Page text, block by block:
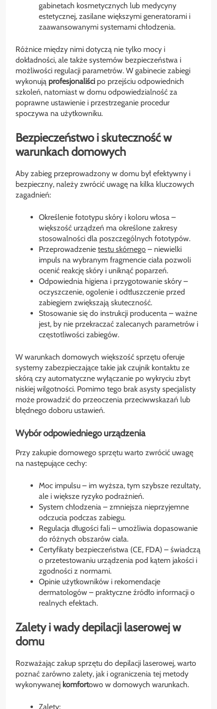
gabinetach kosmetycznych lub medycyny
estetycznej, zasilane większymi generatorami i
zaawansowanymi systemami chłodzenia.
Różnice między nimi dotyczą nie tylko mocy i
dokładności, ale także systemów bezpieczeństwa i
możliwości regulacji parametrów. W gabinecie zabiegi
wykonują profesjonaliści po przejściu odpowiednich
szkoleń, natomiast w domu odpowiedzialność za
poprawne ustawienie i przestrzeganie procedur
spoczywa na użytkowniku.
Bezpieczeństwo i skuteczność w
warunkach domowych
Aby zabieg przeprowadzony w domu był efektywny i
bezpieczny, należy zwrócić uwagę na kilka kluczowych
zagadnień:
Określenie fototypu skóry i koloru włosa –
większość urządzeń ma określone zakresy
stosowalności dla poszczególnych fototypów.
Przeprowadzenie testu skórnego – niewielki
impuls na wybranym fragmencie ciała pozwoli
ocenić reakcję skóry i uniknąć poparzeń.
Odpowiednia higiena i przygotowanie skóry –
oczyszczenie, ogolenie i odtłuszczenie przed
zabiegiem zwiększają skuteczność.
Stosowanie się do instrukcji producenta – ważne
jest, by nie przekraczać zalecanych parametrów i
częstotliwości zabiegów.
W warunkach domowych większość sprzętu oferuje
systemy zabezpieczające takie jak czujnik kontaktu ze
skórą czy automatyczne wyłączanie po wykryciu zbyt
niskiej wilgotności. Pomimo tego brak asysty specjalisty
może prowadzić do przeoczenia przeciwwskazań lub
błędnego doboru ustawień.
Wybór odpowiedniego urządzenia
Przy zakupie domowego sprzętu warto zwrócić uwagę
na następujące cechy:
Moc impulsu – im wyższa, tym szybsze rezultaty,
ale i większe ryzyko podrażnień.
System chłodzenia – zmniejsza nieprzyjemne
odczucia podczas zabiegu.
Regulacja długości fali – umożliwia dopasowanie
do różnych obszarów ciała.
Certyfikaty bezpieczeństwa (CE, FDA) – świadczą
o przetestowaniu urządzenia pod kątem jakości i
zgodności z normami.
Opinie użytkowników i rekomendacje
dermatologów – praktyczne źródło informacji o
realnych efektach.
Zalety i wady depilacji laserowej w
domu
Rozważając zakup sprzętu do depilacji laserowej, warto
poznać zarówno zalety, jak i ograniczenia tej metody
wykonywanej komfortowo w domowych warunkach.
Zalety: